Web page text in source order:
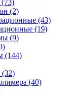
(73)
(2)
(43)
(19)
(9)
(144)
(32)
(40)